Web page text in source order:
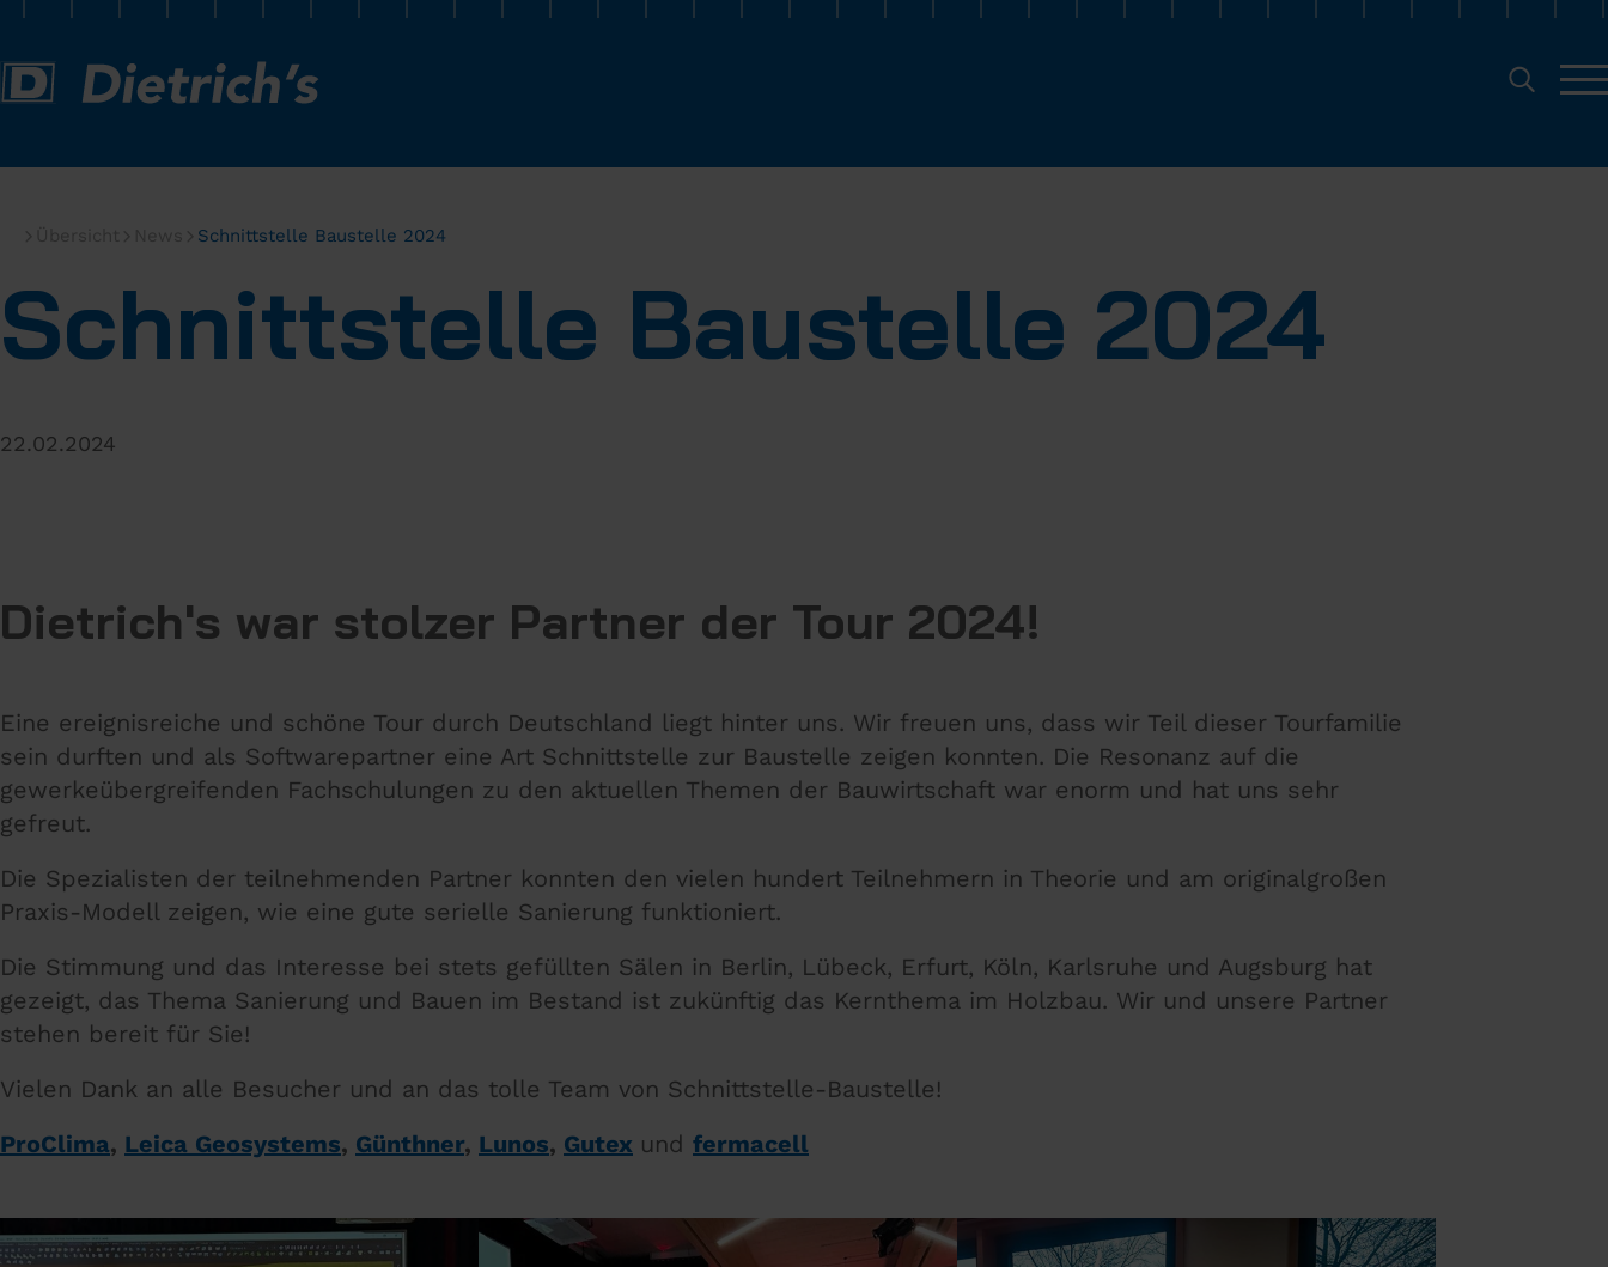
Schnittstelle Baustelle 2024
Schnittstelle Baustelle 2024
22.02.2024
Dietrich's war stolzer Partner der Tour 2024!
Eine ereignisreiche und schöne Tour durch Deutschland liegt hinter uns. Wir freuen uns, dass wir Teil dieser Tourfamilie
sein durften und als Softwarepartner eine Art Schnittstelle zur Baustelle zeigen konnten. Die Resonanz auf die
gewerkeübergreifenden Fachschulungen zu den aktuellen Themen der Bauwirtschaft war enorm und hat uns sehr
gefreut.
Die Spezialisten der teilnehmenden Partner konnten den vielen hundert Teilnehmern in Theorie und am originalgroßen
Praxis-Modell zeigen, wie eine gute serielle Sanierung funktioniert.
Die Stimmung und das Interesse bei stets gefüllten Sälen in Berlin, Lübeck, Erfurt, Köln, Karlsruhe und Augsburg hat
gezeigt, das Thema Sanierung und Bauen im Bestand ist zukünftig das Kernthema im Holzbau. Wir und unsere Partner
stehen bereit für Sie!
Vielen Dank an alle Besucher und an das tolle Team von Schnittstelle-Baustelle!
ProClima, Leica Geosystems, Günthner, Lunos, Gutex und fermacell